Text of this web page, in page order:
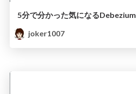
5分で分かった気になるDebezium
joker1007